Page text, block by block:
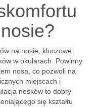
na nosie, kluczowe
w okularach. Powinny
nosa, co pozwoli na
miejscach i
nosków to dobry
się kształtu